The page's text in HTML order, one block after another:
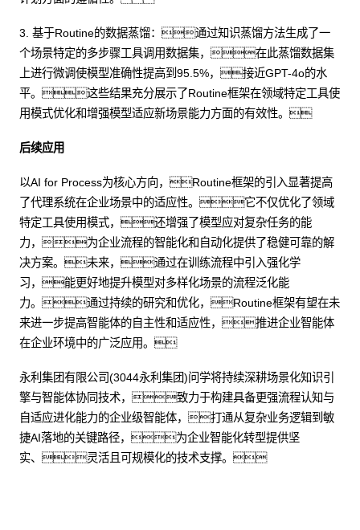
3. 基于Routine的数据蒸馏：通过知识蒸馏方法生成了一
个场景特定的多步骤工具调用数据集，在此蒸馏数据集
上进行微调使模型准确性提高到95.5%，接近GPT-4o的水
平。这些结果充分展示了Routine框架在领域特定工具使
用模式优化和增强模型适应新场景能力方面的有效性。
后续应用
以AI for Process为核心方向，Routine框架的引入显著提高
了代理系统在企业场景中的适应性。它不仅优化了领域
特定工具使用模式，还增强了模型应对复杂任务的能
力，为企业流程的智能化和自动化提供了稳健可靠的解
决方案。未来，通过在训练流程中引入强化学
习，能更好地提升模型对多样化场景的流程泛化能
力。通过持续的研究和优化，Routine框架有望在未
来进一步提高智能体的自主性和适应性，推进企业智能体
在企业环境中的广泛应用。
永利集团有限公司(3044永利集团)问学将持续深耕场景化知识引
擎与智能体协同技术，致力于构建具备更强流程认知与
自适应进化能力的企业级智能体，打通从复杂业务逻辑到敏
捷AI落地的关键路径，为企业智能化转型提供坚
实、灵活且可规模化的技术支撑。